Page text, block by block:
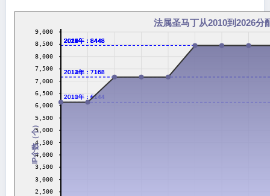
法属圣马丁从2010到2026分
2010年：6144
2011年：6144
2012年：7168
2013年：7168
2014年：7168
2016年：8448
2017年：8448
2018年：8448
2019年：8448
2020年：8448
2021年：8448
2022年：8448
2023年：8448
2024年：8448
2026年：8448
2,500
3,000
3,500
4,000
4,500
5,000
5,500
6,000
6,500
7,000
7,500
8,000
8,500
9,000
IP个数（个）